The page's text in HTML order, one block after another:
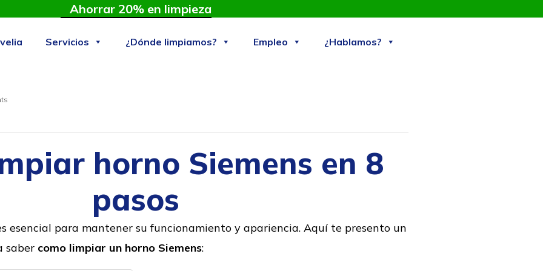
Ahorrar 20% en limpieza
Servicios ¿Dónde limpiamos? Empleo ¿Hablamos?
horno Siemens en 8
pasos
esencial para mantener su funcionamiento y apariencia. Aquí te presento un
saber como limpiar un horno Siemens: